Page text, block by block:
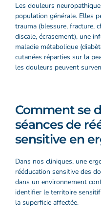
Les douleurs
population générale. Elles
trauma (blessure, fracture,
discale, écrasement), une
maladie métabolique
cutanées réparties sur la
les douleurs peuvent
Comment se
séances de
sensitive en
Dans nos cliniques, une
rééducation sensitive des
dans un environnement
identifier le territoire
la superficie affectée.